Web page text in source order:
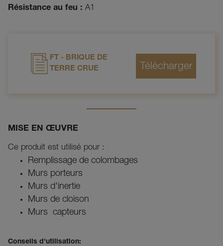
Résistance au feu : A1
FT - BRIQUE DE
TERRE CRUE
MISE EN ŒUVRE
Ce produit est utilisé pour :
Remplissage de colombages
Murs porteurs
Murs d'inertie
Murs de cloison
Murs capteurs
Conseils d'utilisation: